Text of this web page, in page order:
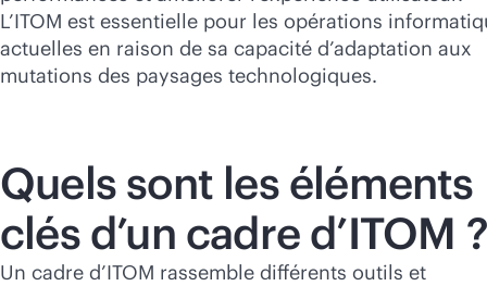
L’ITOM est essentielle pour les opérations
actuelles en raison de sa capacité d’adaptation aux
mutations des paysages technologiques.
Quels sont les éléments
clés d’un cadre d’ITOM ?
Un cadre d’ITOM rassemble différents outils et